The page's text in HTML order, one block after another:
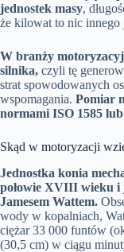
jednostek masy,
że kilowat to nic innego
W branży
silnika, czyli tę
strat spowodowanych
wspomagania. Pomiar
normami ISO 1585
Skąd w motoryzacji
Jednostka konia
połowie XVIII wieku i
Jamesem Wattem.
wody w kopalniach,
ciężar 33 000 funtów
(30,5 cm) w ciągu